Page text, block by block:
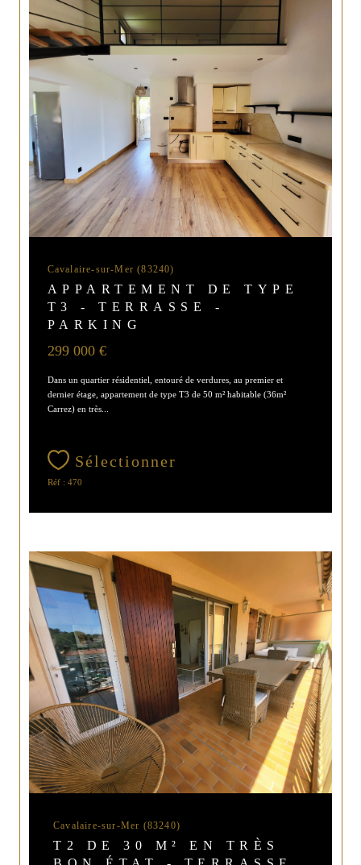
Cavalaire-sur-Mer (83240)
APPARTEMENT DE TYPE
T3 - TERRASSE -
PARKING
299 000 €
Dans un quartier résidentiel, entouré de verdures, au premier et
dernier étage, appartement de type T3 de 50 m² habitable (36m²
Carrez) en très...
Sélectionner
Réf : 470
Cavalaire-sur-Mer (83240)
T2 DE 30 M² EN TRÈS